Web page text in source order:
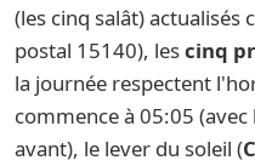
(les cinq salât) actualisés
postal 15140), lescinq
la journée respectent
commence à 05:05
avant), le lever du soleil (